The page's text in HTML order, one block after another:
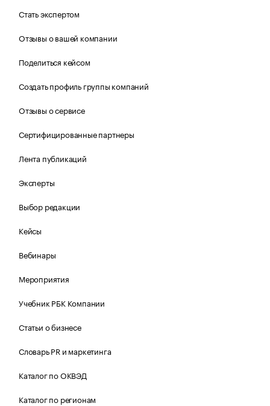
Стать экспертом
Отзывы о вашей компании
Поделиться кейсом
Создать профиль группы компаний
Отзывы о сервисе
Сертифицированные партнеры
Лента публикаций
Эксперты
Выбор редакции
Кейсы
Вебинары
Мероприятия
Учебник РБК Компании
Статьи о бизнесе
Словарь PR и маркетинга
Каталог по ОКВЭД
Каталог по регионам